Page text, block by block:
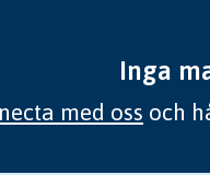
Inga
med oss och